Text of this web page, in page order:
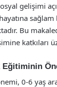
gelişimi
Bu
katkıları
Eğitiminin
0-6 yaş